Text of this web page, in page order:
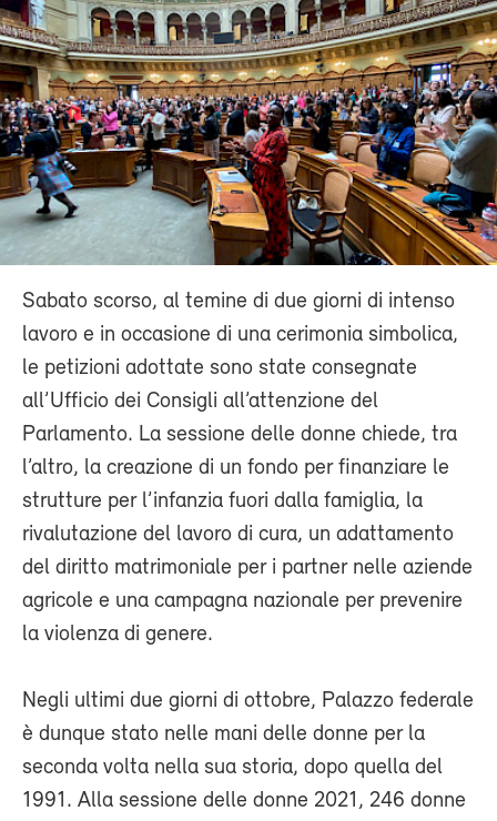
Sabato scorso, al temine di due giorni di intenso
lavoro e in occasione di una cerimonia simbolica,
le petizioni adottate sono state consegnate
all’Ufficio dei Consigli all’attenzione del
Parlamento. La sessione delle donne chiede, tra
l’altro, la creazione di un fondo per finanziare le
strutture per l’infanzia fuori dalla famiglia, la
rivalutazione del lavoro di cura, un adattamento
del diritto matrimoniale per i partner nelle aziende
agricole e una campagna nazionale per prevenire
la violenza di genere.
Negli ultimi due giorni di ottobre, Palazzo federale
è dunque stato nelle mani delle donne per la
seconda volta nella sua storia, dopo quella del
1991. Alla sessione delle donne 2021, 246 donne